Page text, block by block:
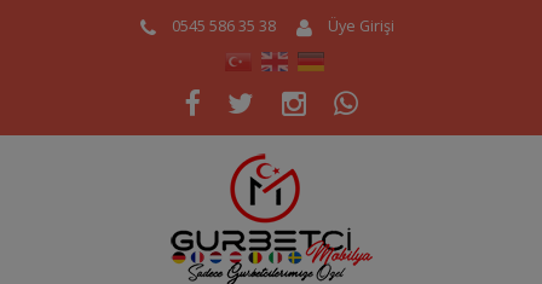
0545 586 35 38 Üye Girişi